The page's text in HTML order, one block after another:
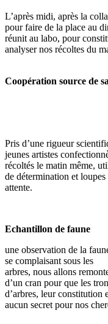
L’après midi, après la
pour faire de la place au
réunit au labo, pour
analyser nos récoltes du
Coopération source de
Pris d’une rigueur
jeunes artistes
récoltés le matin même,
de détermination et
attente.
Echantillon de faune
une observation de la
se complaisant sous les
arbres, nous allons
d’un cran pour que les
d’arbres, leur constitution
aucun secret pour nos